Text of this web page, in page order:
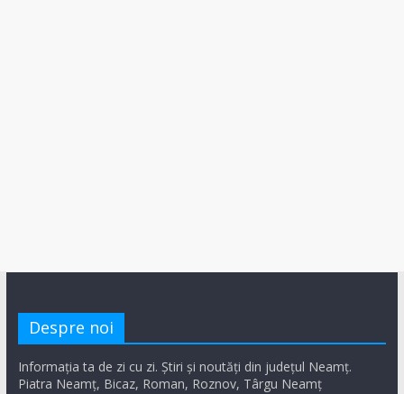
Despre noi
Informația ta de zi cu zi. Știri și noutăți din județul Neamț.
Piatra Neamț, Bicaz, Roman, Roznov, Târgu Neamț